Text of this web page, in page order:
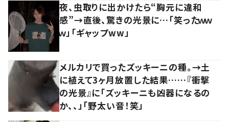
夜、虫取りに出かけたら“胸元に違和
感”→直後、驚きの光景に…「笑ったｗｗ
ｗ」「ギャップww」
メルカリで買ったズッキーニの種。→土
に植えて3ヶ月放置した結果……『衝撃
の光景』に「ズッキーニも凶器になるの
か、、」「野太い音！笑」